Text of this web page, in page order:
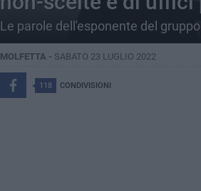
Le parole dell'esponente del gruppo
MOLFETTA - SABATO 23 LUGLIO 2022
118 CONDIVISIONI